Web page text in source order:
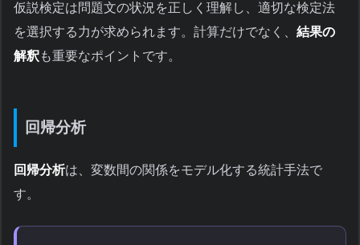
仮説検定は問題文の状況を正しく理解し、適切な検定法
を選択する力が求められます。計算だけでなく、 結果の
解釈も重要なポイントです。
回帰分析
回帰分析は、変数間の関係をモデル化する統計手法で
す。